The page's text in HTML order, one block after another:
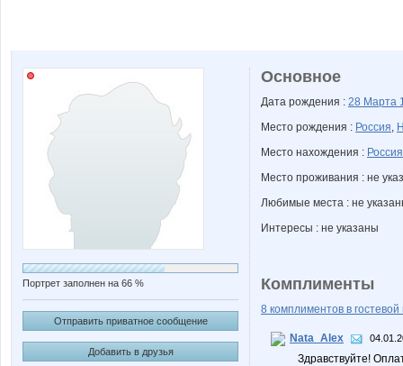
Портрет заполнен на 66 %
Отправить приватное сообщение
Добавить в друзья
Основное
Дата рождения : 28 Марта
Место рождения : Россия,
Место нахождения : Россия
Место проживания : не
Любимые места : не
Интересы : не указаны
Комплименты
8 комплиментов в гостевой
Nata_Alex
Здравствуйте!